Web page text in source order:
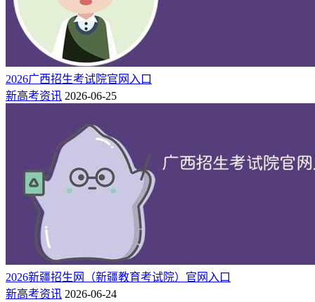
2026广西招生考试院官网入口
新高考资讯 2026-06-25
2026新疆招生网（新疆教育考试院）官网入口
新高考资讯 2026-06-24